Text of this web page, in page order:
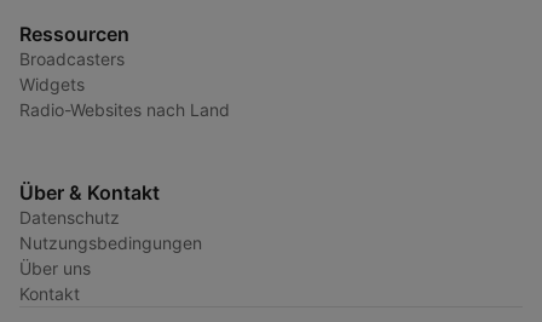
Ressourcen
Broadcasters
Widgets
Radio-Websites nach Land
Über & Kontakt
Datenschutz
Nutzungsbedingungen
Über uns
Kontakt